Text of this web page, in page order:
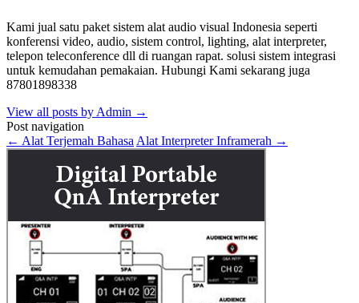
Kami jual satu paket sistem alat audio visual Indonesia seperti
konferensi video, audio, sistem control, lighting, alat interpreter,
telepon teleconference dll di ruangan rapat. solusi sistem integrasi
untuk kemudahan pemakaian. Hubungi Kami sekarang juga
87801898338
View all posts by Admin →
Post navigation
← Alat Terjemah Bahasa Alat Interpreter Inframerah →